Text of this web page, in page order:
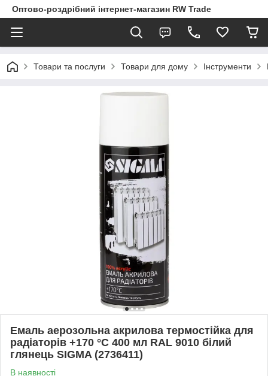
Оптово-роздрібний інтернет-магазин RW Trade
Товари та послуги Товари для дому Інструменти
Емаль аерозольна акрилова термостійка для
радіаторів +170 °C 400 мл RAL 9010 білий
глянець SIGMA (2736411)
В наявності